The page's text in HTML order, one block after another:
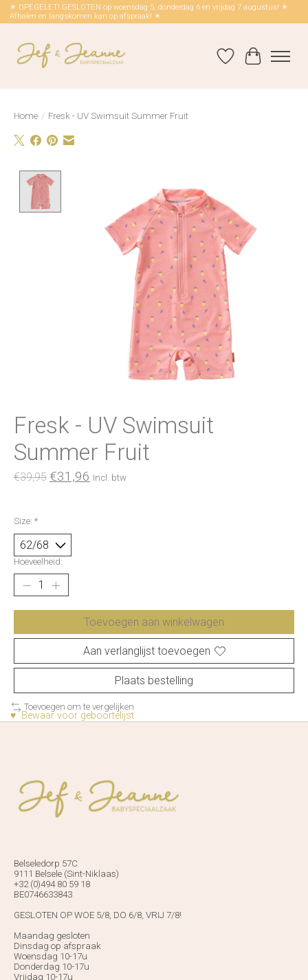
☀ OPEGELET! GESLOTEN op woensdag 5, donderdag 6 en vrijdag 7 augustus! ☀
Afhalen en langskomen kan op afspraak! ☀
Verlanglijst
Home / Fresk - UV Swimsuit Summer Fruit
Fresk - UV Swimsuit
Summer Fruit
€39,95 €31,96 Incl. btw
Size: *
Hoeveelheid:
Toevoegen aan winkelwagen
Aan verlanglijst toevoegen
Plaats bestelling
Toevoegen om te vergelijken
♥ Bewaar voor geboortelijst
Belseledorp 57C
9111 Belsele (Sint-Niklaas)
+32 (0)494 80 59 18
BE0746633843
GESLOTEN OP WOE 5/8, DO 6/8, VRIJ 7/8!
Maandag gesloten
Dinsdag op afspraak
Woensdag 10-17u
Donderdag 10-17u
Vrijdag 10-17u